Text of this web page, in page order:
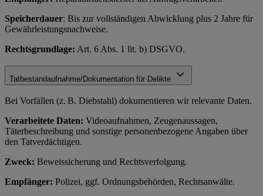
Speicherdauer: Bis zur vollständigen Abwicklung plus 2 Jahre für
Gewährleistungsnachweise.
Rechtsgrundlage: Art. 6 Abs. 1 lit. b) DSGVO.
Tatbestandaufnahme/Dokumentation für Delikte
Bei Vorfällen (z. B. Diebstahl) dokumentieren wir relevante Daten.
Verarbeitete Daten: Videoaufnahmen, Zeugenaussagen,
Täterbeschreibung und sonstige personenbezogene Angaben über
den Tatverdächtigen.
Zweck: Beweissicherung und Rechtsverfolgung.
Empfänger: Polizei, ggf. Ordnungsbehörden, Rechtsanwälte.